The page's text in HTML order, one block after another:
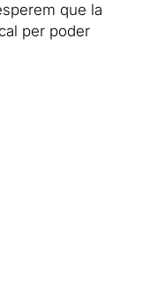
que la
per poder